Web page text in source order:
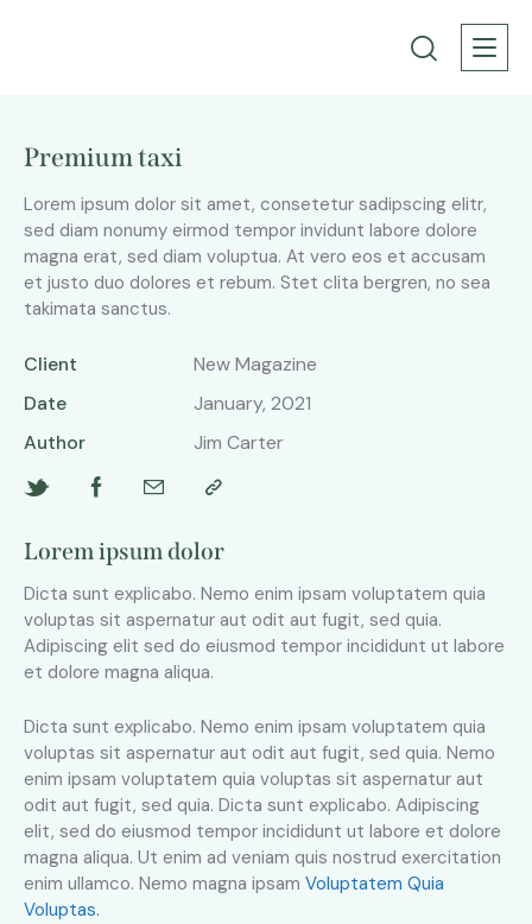
Premium taxi
Lorem ipsum dolor sit amet, consetetur sadipscing elitr,
sed diam nonumy eirmod tempor invidunt labore dolore
magna erat, sed diam voluptua. At vero eos et accusam
et justo duo dolores et rebum. Stet clita bergren, no sea
takimata sanctus.
Client
New Magazine
Date
January, 2021
Author
Jim Carter
Lorem ipsum dolor
Dicta sunt explicabo. Nemo enim ipsam voluptatem quia
voluptas sit aspernatur aut odit aut fugit, sed quia.
Adipiscing elit sed do eiusmod tempor incididunt ut labore
et dolore magna aliqua.
Dicta sunt explicabo. Nemo enim ipsam voluptatem quia
voluptas sit aspernatur aut odit aut fugit, sed quia. Nemo
enim ipsam voluptatem quia voluptas sit aspernatur aut
odit aut fugit, sed quia. Dicta sunt explicabo. Adipiscing
elit, sed do eiusmod tempor incididunt ut labore et dolore
magna aliqua. Ut enim ad veniam quis nostrud exercitation
enim ullamco. Nemo magna ipsam Voluptatem Quia
Voluptas.